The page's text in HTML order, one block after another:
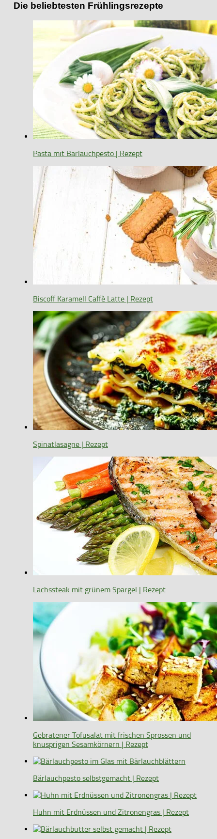
Die beliebtesten Frühlingsrezepte
Pasta mit Bärlauchpesto | Rezept
Biscoff Karamell Caffè Latte | Rezept
Spinatlasagne | Rezept
Lachssteak mit grünem Spargel | Rezept
Gebratener Tofusalat mit frischen Sprossen und
knusprigen Sesamkörnern | Rezept
Bärlauchpesto selbstgemacht | Rezept
Huhn mit Erdnüssen und Zitronengras | Rezept